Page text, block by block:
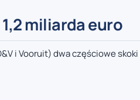
miliarda euro
i Vooruit) dwa częściowe